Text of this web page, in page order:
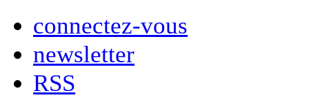
connectez-vous
newsletter
RSS